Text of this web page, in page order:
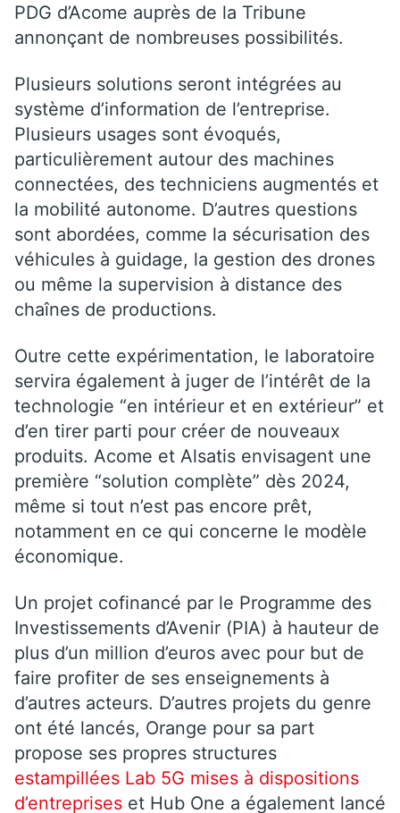
PDG d’Acome auprès de la Tribune
annonçant de nombreuses possibilités.
Plusieurs solutions seront intégrées au
système d’information de l’entreprise.
Plusieurs usages sont évoqués,
particulièrement autour des machines
connectées, des techniciens augmentés et
la mobilité autonome. D’autres questions
sont abordées, comme la sécurisation des
véhicules à guidage, la gestion des drones
ou même la supervision à distance des
chaînes de productions.
Outre cette expérimentation, le laboratoire
servira également à juger de l’intérêt de la
technologie “en intérieur et en extérieur” et
d’en tirer parti pour créer de nouveaux
produits. Acome et Alsatis envisagent une
première “solution complète” dès 2024,
même si tout n’est pas encore prêt,
notamment en ce qui concerne le modèle
économique.
Un projet cofinancé par le Programme des
Investissements d’Avenir (PIA) à hauteur de
plus d’un million d’euros avec pour but de
faire profiter de ses enseignements à
d’autres acteurs. D’autres projets du genre
ont été lancés, Orange pour sa part
propose ses propres structures
estampillées Lab 5G mises à dispositions
d’entreprises et Hub One a également lancé